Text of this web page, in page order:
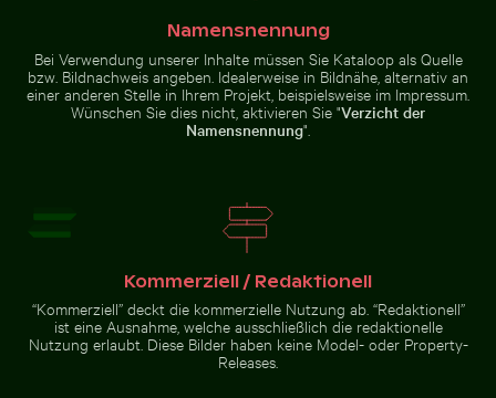
Getarnte Krabbe am Sandstrand Malerische Aussicht auf die Insel
Kastri mit Kapelle
Biene bei der Bestäubung von rosa Kirschblüten im
Blick auf Joshua-Bäume in
Brauner Pelikan auf Holzpfosten am Meer
Namensnennung
Bei Verwendung unserer Inhalte müssen Sie Kataloop als Quelle
bzw. Bildnachweis angeben. Idealerweise in Bildnähe, alternativ an
einer anderen Stelle in Ihrem Projekt, beispielsweise im Impressum.
Wünschen Sie dies nicht, aktivieren Sie "Verzicht der
Namensnennung".
Kommerziell / Redaktionell
“Kommerziell” deckt die kommerzielle Nutzung ab. “Redaktionell”
ist eine Ausnahme, welche ausschließlich die redaktionelle
Nutzung erlaubt. Diese Bilder haben keine Model- oder Property-
Releases.